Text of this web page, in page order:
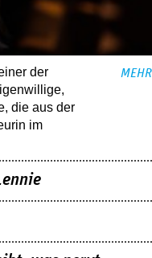
der
die aus der
im
MEHR